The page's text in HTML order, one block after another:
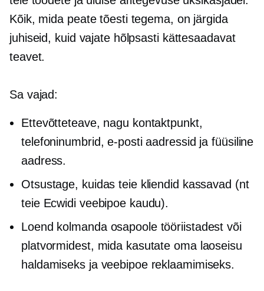
Kõik, mida peate tõesti tegema, on järgida
juhiseid, kuid vajate hõlpsasti kättesaadavat
teavet.
Sa vajad:
Ettevõtteteave, nagu kontaktpunkt,
telefoninumbrid, e-posti aadressid ja füüsiline
aadress.
Otsustage, kuidas teie kliendid kassavad (nt
teie Ecwidi veebipoe kaudu).
Loend kolmanda osapoole tööriistadest või
platvormidest, mida kasutate oma laoseisu
haldamiseks ja veebipoe reklaamimiseks.